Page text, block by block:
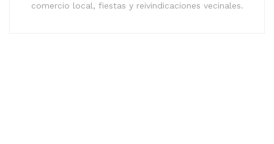
comercio local, fiestas y reivindicaciones vecinales.